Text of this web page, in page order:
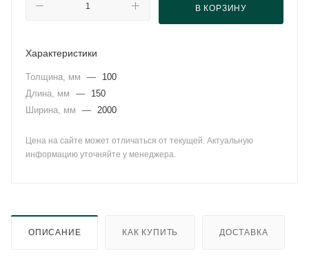
В КОРЗИНУ
Характеристики
Толщина, мм —
100
Длина, мм
—
150
Ширина, мм
— 2000
Цена на сайте может отличаться от текущей. Актуальную
информацию уточняйте у менеджера.
ОПИСАНИЕ КАК КУПИТЬ ДОСТАВКА